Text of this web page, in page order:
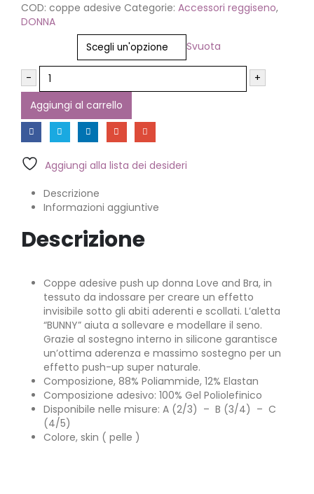
COD: coppe adesive Categorie: Accessori reggiseno,
DONNA
Svuota
-
+
Aggiungi al carrello
Aggiungi alla lista dei desideri
Descrizione
Informazioni aggiuntive
Descrizione
Coppe adesive push up donna Love and Bra, in
tessuto da indossare per creare un effetto
invisibile sotto gli abiti aderenti e scollati. L’aletta
“BUNNY” aiuta a sollevare e modellare il seno.
Grazie al sostegno interno in silicone garantisce
un’ottima aderenza e massimo sostegno per un
effetto push-up super naturale.
Composizione, 88% Poliammide, 12% Elastan
Composizione adesivo: 100% Gel Poliolefinico
Disponibile nelle misure: A (2/3) – B (3/4) – C
(4/5)
Colore, skin ( pelle )